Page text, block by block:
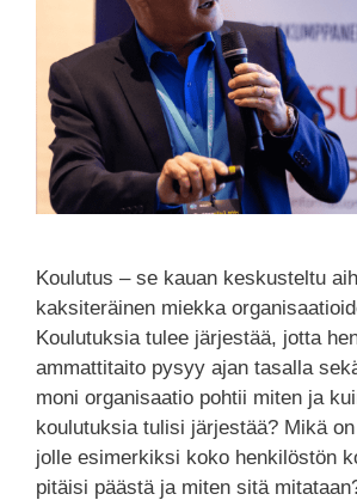
Koulutus – se kauan keskusteltu
kaksiteräinen miekka
Koulutuksia tulee järjestää, jotta
ammattitaito pysyy ajan tasalla
moni organisaatio pohtii miten ja
koulutuksia tulisi järjestää? Mikä
jolle esimerkiksi koko henkilöstön
pitäisi päästä ja miten sitä